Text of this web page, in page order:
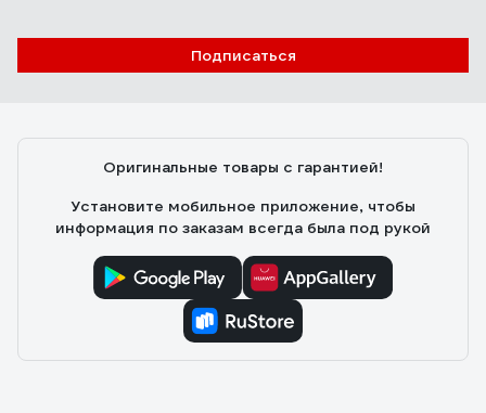
Подписаться
Оригинальные товары с гарантией!
Установите мобильное приложение, чтобы
информация по заказам всегда была под рукой